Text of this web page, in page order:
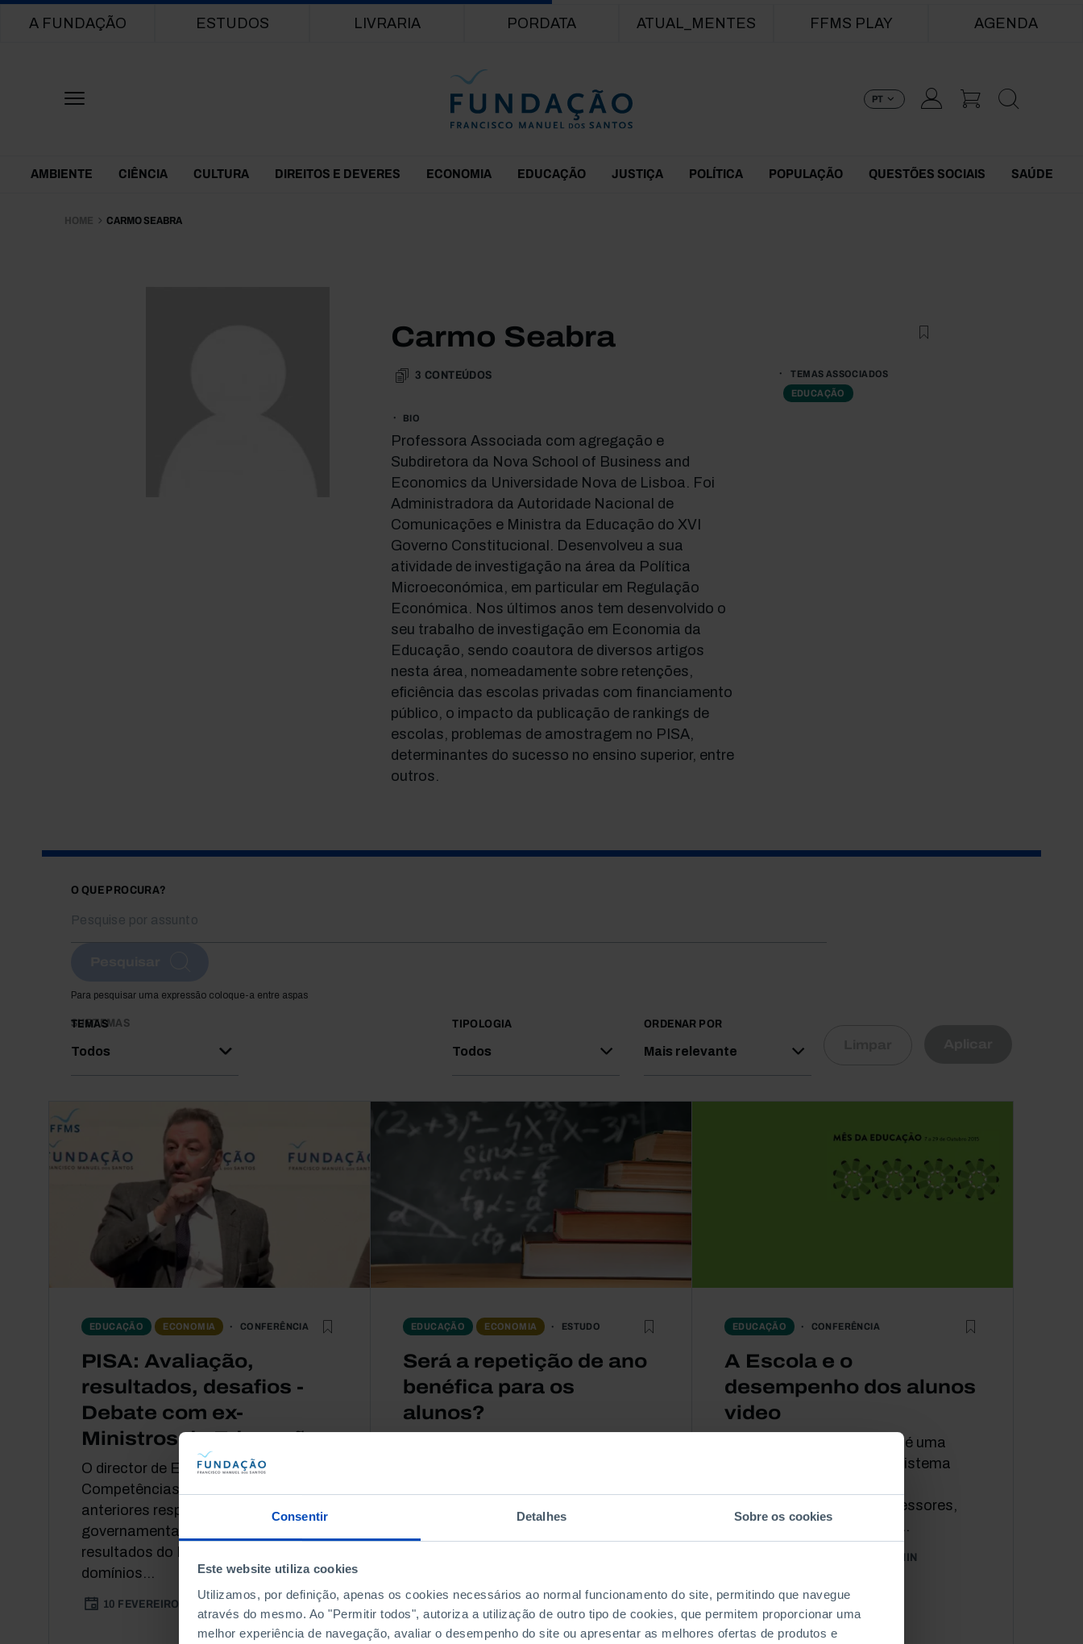
Consentir Detalhes Sobre os cookies
Este website utiliza cookies
Utilizamos, por definição, apenas os cookies necessários ao normal funcionamento do site, permitindo que navegue
através do mesmo. Ao "Permitir todos", autoriza a utilização de outro tipo de cookies, que permitem proporcionar uma
melhor experiência de navegação, avaliar o desempenho do site ou apresentar as melhores ofertas de produtos e
Main navigation
A FUNDAÇÃO ESTUDOS LIVRARIA PORDATA ATUAL_MENTES FFMS PLAY AGENDA
PT
Themes Menu
AMBIENTE CIÊNCIA CULTURA DIREITOS E DEVERES ECONOMIA EDUCAÇÃO JUSTIÇA POLÍTICA POPULAÇÃO QUESTÕES SOCIAIS SAÚDE
HOME CARMO SEABRA
Carmo Seabra
3 CONTEÚDOS
BIO
Professora Associada com agregação e
Subdiretora da Nova School of Business and
Economics da Universidade Nova de Lisboa. Foi
Administradora da Autoridade Nacional de
Comunicações e Ministra da Educação do XVI
Governo Constitucional. Desenvolveu a sua
atividade de investigação na área da Política
Microeconómica, em particular em Regulação
Económica. Nos últimos anos tem desenvolvido o
seu trabalho de investigação em Economia da
Educação, sendo coautora de diversos artigos
nesta área, nomeadamente sobre retenções,
eficiência das escolas privadas com financiamento
público, o impacto da publicação de rankings de
escolas, problemas de amostragem no PISA,
determinantes do sucesso no ensino superior, entre
outros.
TEMAS ASSOCIADOS
EDUCAÇÃO
O QUE PROCURA?
Para pesquisar uma expressão coloque-a entre aspas
TEMAS
Todos
SUBTEMAS TIPOLOGIA
Todos
ORDENAR POR
Mais relevante
EDUCAÇÃO ECONOMIA CONFERÊNCIA
PISA: Avaliação,
resultados, desafios -
Debate com ex-
Ministros da Educação
O director de Educação e
Competências da OCDE junta-se a
anteriores responsáveis
governamentais para debater os
resultados do PISA nos vários
domínios...
10 FEVEREIRO 2017 102 MIN
EDUCAÇÃO ECONOMIA ESTUDO
Será a repetição de ano
benéfica para os
alunos?
resultados académicos se...
EDUCAÇÃO CONFERÊNCIA
A Escola e o
desempenho dos alunos
video
O desempenho dos alunos é uma
preocupação de qualquer sistema
interessados: alunos, professores,
pais, escolas e, em última...
83 MIN